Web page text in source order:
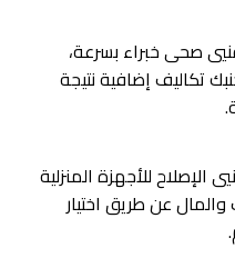
صحى خبراء بسرعة،
تكاليف إضافية نتيجة
الإصلاح للأجهزة المنزلية
عن طريق اختيار